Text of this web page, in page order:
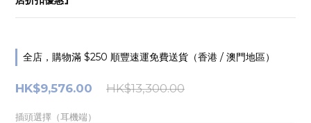
全店，購物滿 $250 順豐速運免費送貨（香港 / 澳門地區）
HK$13,300.00
HK$9,576.00
插頭選擇（耳機端）